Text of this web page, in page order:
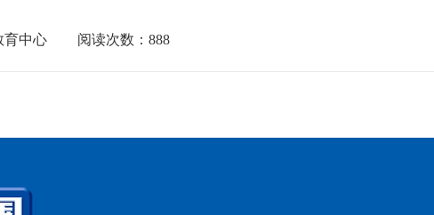
育中心 阅读次数： 888